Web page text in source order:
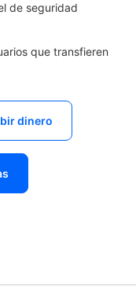
de seguridad
que transfieren
dinero